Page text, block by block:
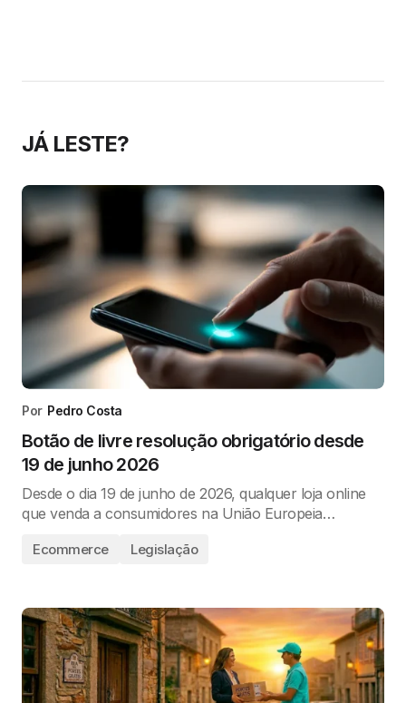
JÁ LESTE?
Por Pedro Costa
Botão de livre resolução obrigatório desde
19 de junho 2026
Desde o dia 19 de junho de 2026, qualquer loja online
que venda a consumidores na União Europeia…
Ecommerce Legislação